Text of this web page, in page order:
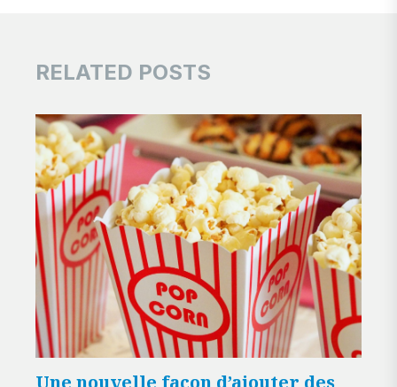
RELATED POSTS
Une nouvelle façon d’ajouter des